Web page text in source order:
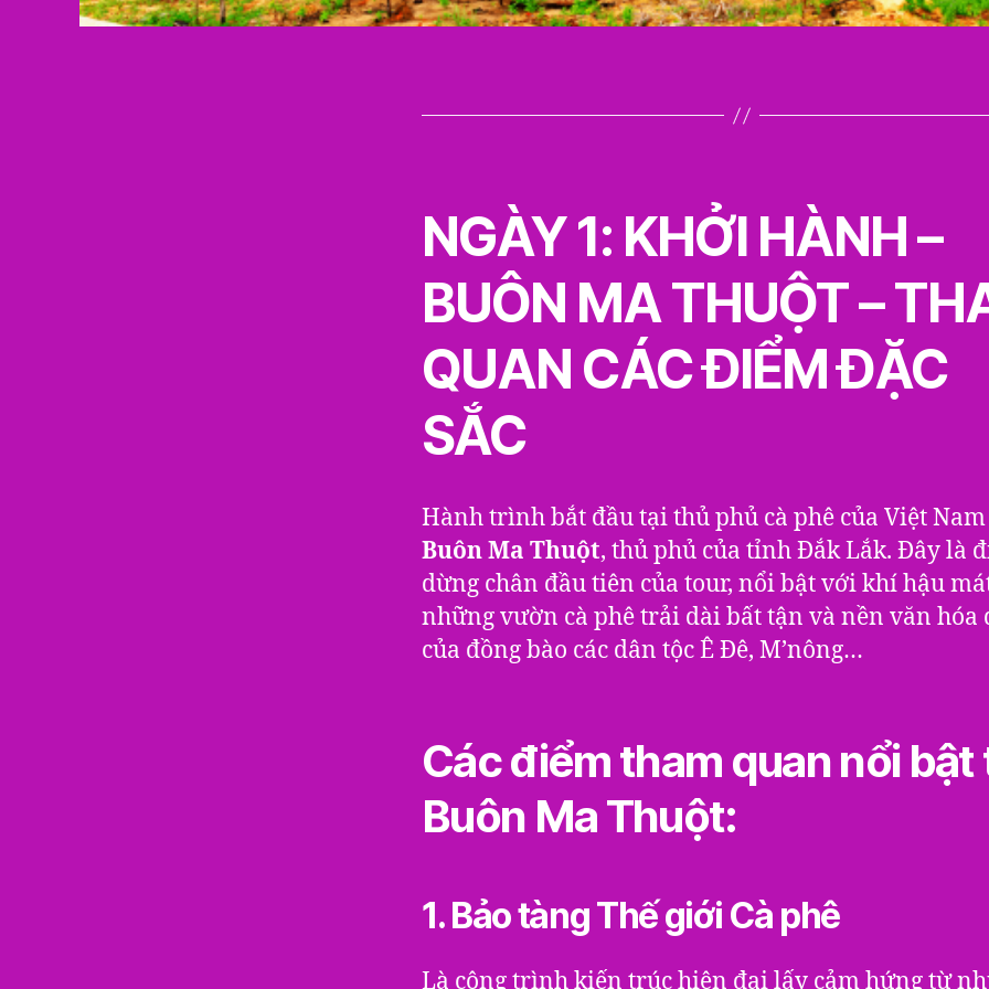
NGÀY 1: KHỞI HÀNH –
BUÔN MA THUỘT –
QUAN CÁC ĐIỂM ĐẶC
SẮC
Hành trình bắt đầu tại thủ phủ cà phê của Việt Nam
Buôn Ma Thuột, thủ phủ của tỉnh Đắk Lắk. Đây là
dừng chân đầu tiên của tour, nổi bật với khí hậu
những vườn cà phê trải dài bất tận và nền văn hóa
của đồng bào các dân tộc Ê Đê, M’nông…
Các điểm tham quan nổi bật
Buôn Ma Thuột:
1. Bảo tàng Thế giới Cà phê
Là công trình kiến trúc hiện đại lấy cảm hứng từ